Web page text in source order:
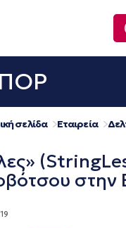
σελίδα Εταιρεία
στην